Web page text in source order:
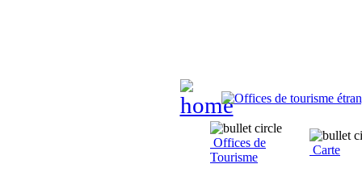
Offices de
Tourisme
Carte